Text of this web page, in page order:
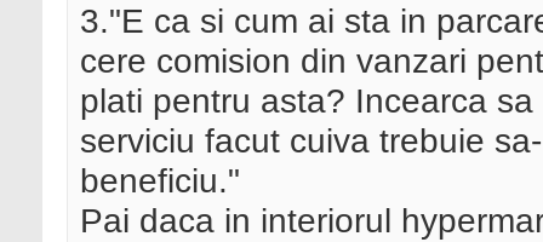
3."E ca si cum ai sta in
cere comision din vanzari
plati pentru asta? Incearca
serviciu facut cuiva trebuie
beneficiu."
Pai daca in interiorul